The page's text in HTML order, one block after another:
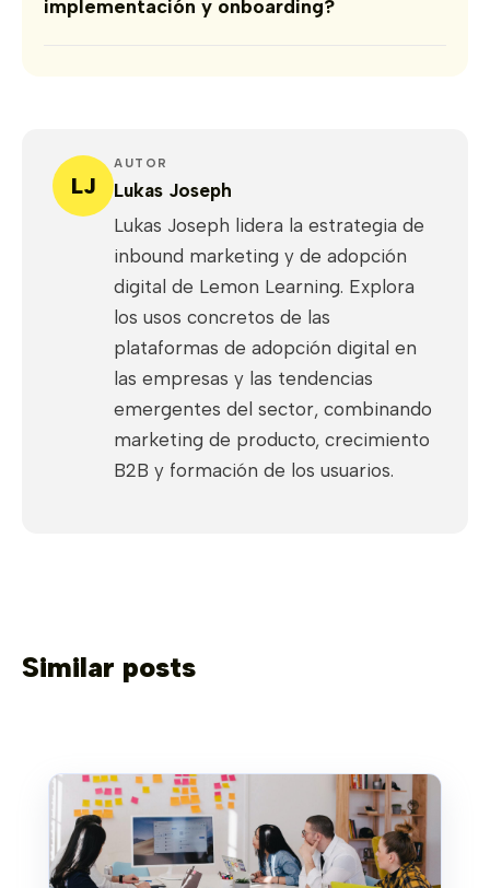
implementación y onboarding?
LJ
AUTOR
Lukas Joseph
Lukas Joseph lidera la estrategia de
inbound marketing y de adopción
digital de Lemon Learning. Explora
los usos concretos de las
plataformas de adopción digital en
las empresas y las tendencias
emergentes del sector, combinando
marketing de producto, crecimiento
B2B y formación de los usuarios.
Similar posts